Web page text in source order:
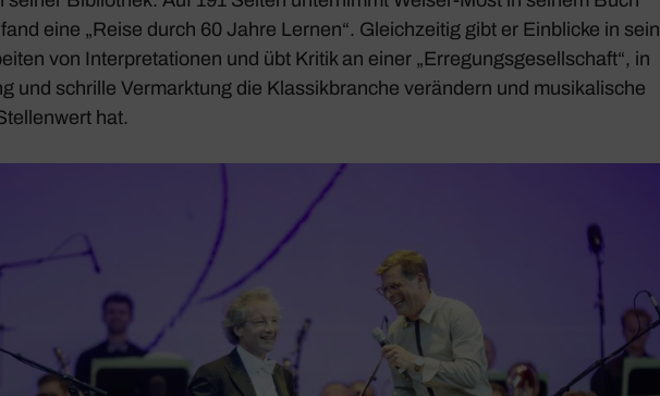
eine „Reise durch 60 Jahre Lernen“. Gleich­zeitig gibt er Einblicke in sein
von Inter­pre­ta­tionen und übt Kritik an einer „Erre­gungs­ge­sell­schaft“, in
und schrille Vermark­tung die Klas­sik­branche verän­dern und musi­ka­li­sche
hat.